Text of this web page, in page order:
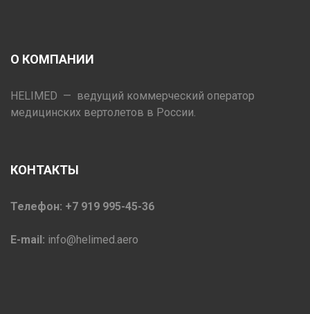
О КОМПАНИИ
HELIMED — ведущий коммерческий оператор
медицинских вертолетов в России.
КОНТАКТЫ
Телефон: +7 919 995-45-36
E-mail: info@helimed.aero